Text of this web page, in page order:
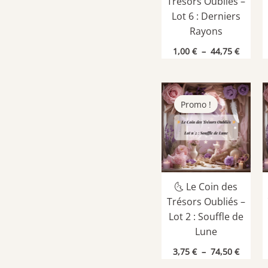
Lot 6 : Derniers
Rayons
1,00 € – 44,75 €Plage
1,00 €
à
44,75 €
Promo !
🌜 Le Coin des
Trésors Oubliés –
Lot 2 : Souffle de
Lune
3,75 € – 74,50 €Plage